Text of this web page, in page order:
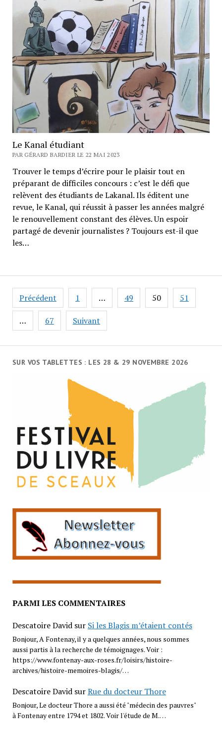
SUR VOS TABLETTES : LES 28 & 29 NOVEMBRE 2026
PARMI LES COMMENTAIRES
Descatoire Davidsur Si les Blagis m’étaient contés
Bonjour, A Fontenay, il y a quelques années, nous sommes
aussi partis à la recherche de témoignages. Voir :
https://www.fontenay-aux-roses.fr/loisirs/histoire-
archives/histoire-memoires-blagis/…
Descatoire DavidsurRue du docteur Thore
Bonjour, Le docteur Thore a aussi été "médecin des pauvres"
à Fontenay entre 1794 et 1802. Voir l'étude de M.…
Le Kanal étudiant
PAR GÉRARD BARDIER LE 22 MAI 2023
Trouver le temps d’écrire pour le plaisir tout en
préparant de difficiles concours : c’est le défi que
relèvent des étudiants de Lakanal. Ils éditent une
revue, le Kanal, qui réussit à passer les années malgré
le renouvellement constant des élèves. Un espoir
partagé de devenir journalistes ? Toujours est-il que
les…
Navigation
des
articles
Précédent 1 … 49 50 51
… 67 Suivant